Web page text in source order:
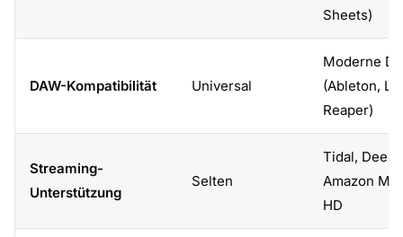
Sheets)
DAW-Kompatibilität Universal
Moderne
(Ableton,
Reaper)
Streaming-
Unterstützung
Selten
Tidal,
Amazon
HD